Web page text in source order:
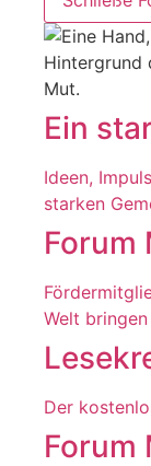
Ein
Ideen,
starken
Forum
Welt bringen
Der
Forum